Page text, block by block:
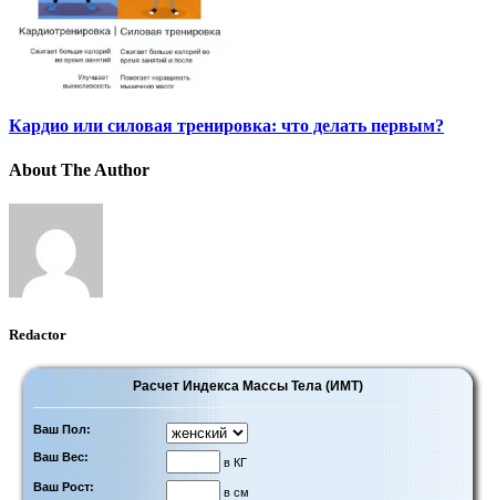
Кардио или силовая тренировка: что делать первым?
About The Author
Redactor
Расчет Индекса Массы Тела (ИМТ)
Ваш Пол:
Ваш Вес:
в КГ
Ваш Рост:
в см